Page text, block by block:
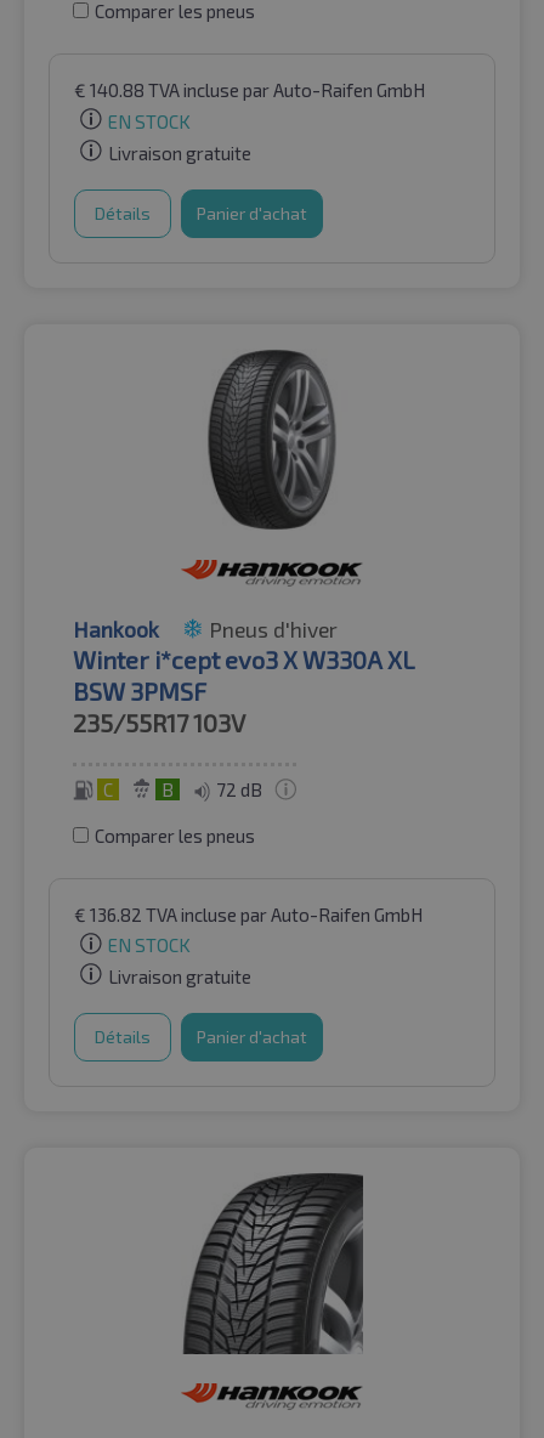
Comparer les pneus
€ 140.88 TVA incluse par Auto-Raifen GmbH
EN STOCK
Livraison gratuite
Détails Panier d'achat
Hankook Pneus d'hiver
Winter i*cept evo3 X W330A XL
BSW 3PMSF
235/55R17103V
C B 72 dB
Comparer les pneus
€ 136.82 TVA incluse par Auto-Raifen GmbH
EN STOCK
Livraison gratuite
Détails Panier d'achat